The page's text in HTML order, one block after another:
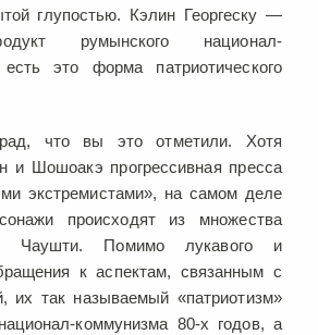
глупостью. Кэлин Георгеску —
румынского национал-
это форма патриотического
что вы это отметили. Хотя
и Шошоакэ прогрессивная пресса
экстремистами», на самом деле
происходят из множества
Чаушти. Помимо лукавого и
к аспектам, связанным с
их так называемый «патриотизм»
коммунизма 80-х годов, а